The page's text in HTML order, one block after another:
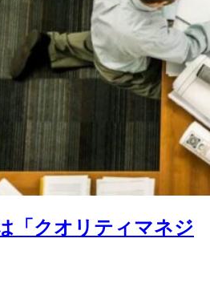
「クオリティマネジ